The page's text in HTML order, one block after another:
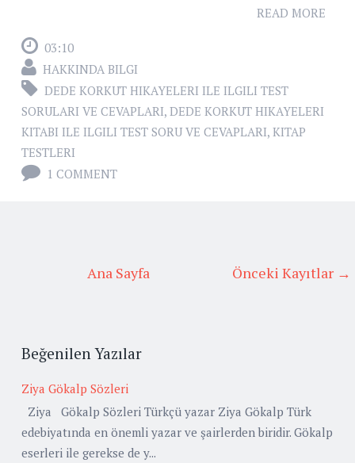
READ MORE
03:10
HAKKINDA BILGI
DEDE KORKUT HIKAYELERI ILE ILGILI TEST
SORULARI VE CEVAPLARI, DEDE KORKUT HIKAYELERI
KITABI ILE ILGILI TEST SORU VE CEVAPLARI, KITAP
TESTLERI
1 COMMENT
Önceki Kayıtlar →
Ana Sayfa
Beğenilen Yazılar
Ziya Gökalp Sözleri
Ziya Gökalp Sözleri Türkçü yazar Ziya Gökalp Türk
edebiyatında en önemli yazar ve şairlerden biridir. Gökalp
eserleri ile gerekse de y...